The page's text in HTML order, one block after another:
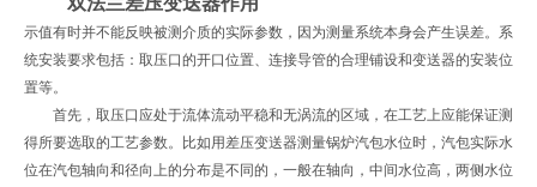
示值有时并不能反映被测介质的实际参数，因为测量系统本身会产生误差。系
统安装要求包括：取压口的开口位置、连接导管的合理铺设和变送器的安装位
置等。
首先，取压口应处于流体流动平稳和无涡流的区域，在工艺上应能保证测
得所要选取的工艺参数。比如用差压变送器测量锅炉汽包水位时，汽包实际水
位在汽包轴向和径向上的分布是不同的，一般在轴向，中间水位高，两侧水位